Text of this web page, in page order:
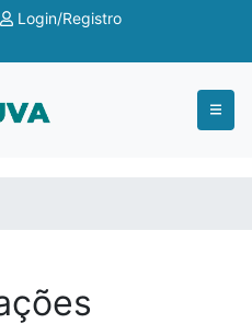
Login/Registro